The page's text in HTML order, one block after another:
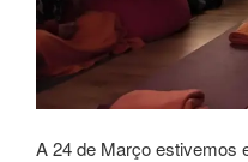
A 24 de Março estivemos